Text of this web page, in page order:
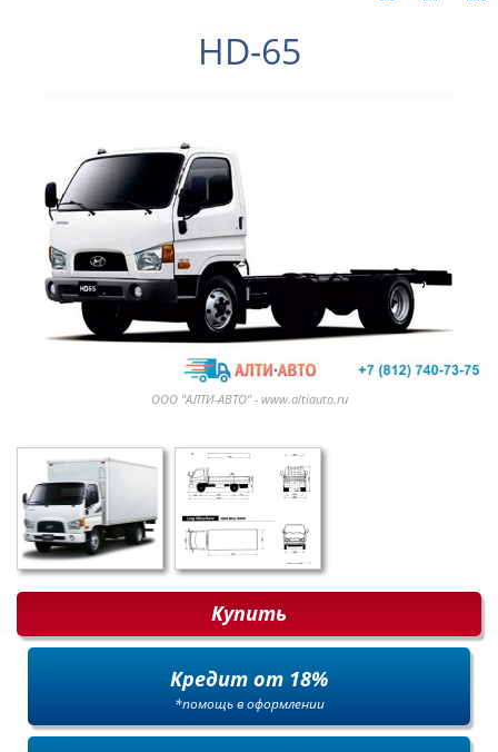
HD-65
Купить
Кредит от 18%
*помощь в оформлении
ООО "АЛТИ-АВТО" - www.altiauto.ru